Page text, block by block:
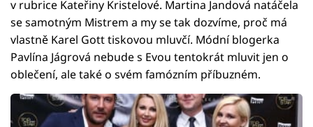
v rubrice Kateřiny Kristelové. Martina Jandová natáčela
se samotným Mistrem a my se tak dozvíme, proč má
vlastně Karel Gott tiskovou mluvčí. Módní blogerka
Pavlína Jágrová nebude s Evou tentokrát mluvit jen o
oblečení, ale také o svém famózním příbuzném.